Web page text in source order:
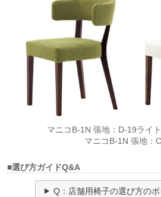
マニコB-1N 張地：D-19ラ
マニコB-1N 張地：
■選び方ガイドQ&A
Q：店舗用椅子の選び方のポ